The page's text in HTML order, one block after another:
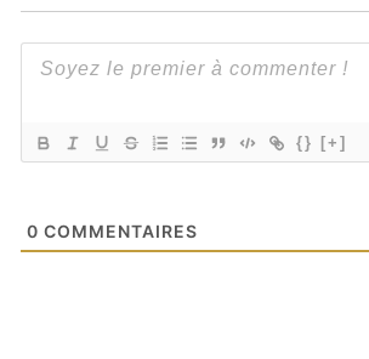
{} [+]
0 COMMENTAIRES